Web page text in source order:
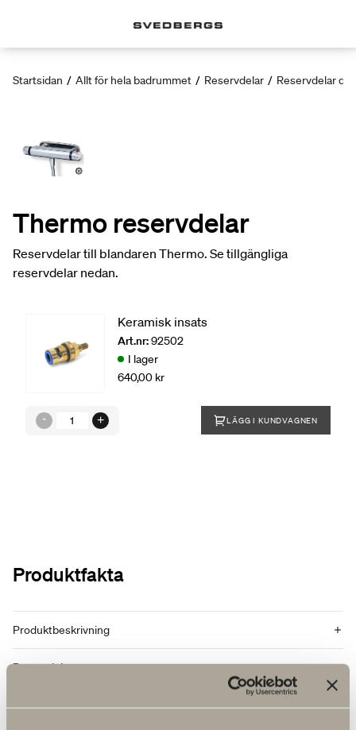
Startsidan / Allt för hela badrummet / Reservdelar / Reservdelar
Thermo reservdelar
Reservdelar till blandaren Thermo. Se tillgängliga
reservdelar nedan.
Keramisk insats
Art.nr:92502
I lager
640,00 kr
LÄGG I KUNDVAGNEN
Produktfakta
Produktbeskrivning
Reservdelar
Artikelnummer